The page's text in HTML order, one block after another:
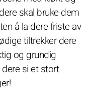
skal bruke dem
å la dere friste av
tiltrekker dere
og grundig
si et stort